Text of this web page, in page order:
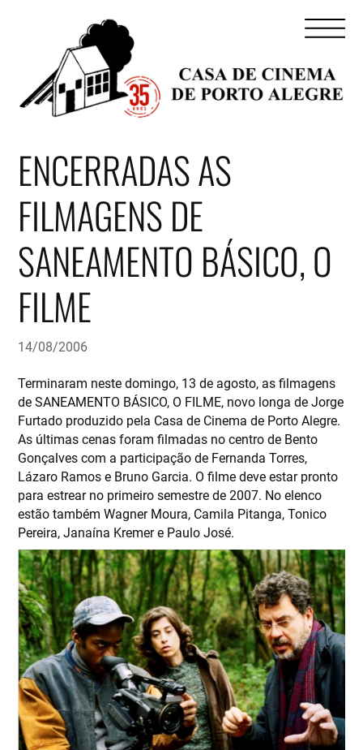
ENCERRADAS AS
FILMAGENS DE
SANEAMENTO BÁSICO, O
FILME
14/08/2006
Terminaram neste domingo, 13 de agosto, as filmagens
de SANEAMENTO BÁSICO, O FILME, novo longa de Jorge
Furtado produzido pela Casa de Cinema de Porto Alegre.
As últimas cenas foram filmadas no centro de Bento
Gonçalves com a participação de Fernanda Torres,
Lázaro Ramos e Bruno Garcia. O filme deve estar pronto
para estrear no primeiro semestre de 2007. No elenco
estão também Wagner Moura, Camila Pitanga, Tonico
Pereira, Janaína Kremer e Paulo José.